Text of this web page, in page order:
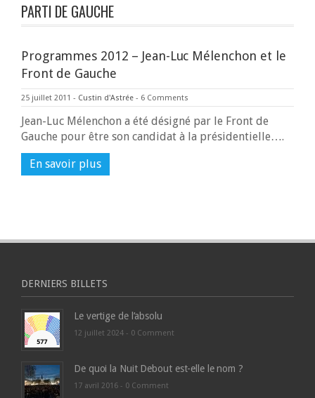
PARTI DE GAUCHE
Programmes 2012 – Jean-Luc Mélenchon et le
Front de Gauche
25 juillet 2011 - Custin d'Astrée - 6 Comments
Jean-Luc Mélenchon a été désigné par le Front de
Gauche pour être son candidat à la présidentielle….
En savoir plus
DERNIERS BILLETS
Le vertige de l’absolu
12 juillet 2024 - 0 Comment
De quoi la Nuit Debout est-elle le nom ?
17 avril 2016 - 0 Comment